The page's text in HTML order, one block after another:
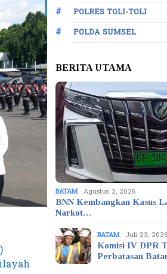
POLRES TOLI-TOLI
POLDA SUMSEL
BERITA UTAMA
BATAM Agustus 2, 2026
BNN Kembangkan Kasus
Narkot…
BATAM Juli 23, 2026
Komisi IV DPR
Perbatasan